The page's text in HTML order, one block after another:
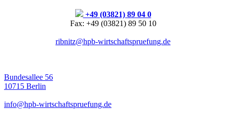
+49 (03821) 89 04 0
Fax: +49 (03821) 89 50 10
ribnitz@hpb-wirtschaftspruefung.de
Bundesallee 56
10715 Berlin
info@hpb-wirtschaftspruefung.de